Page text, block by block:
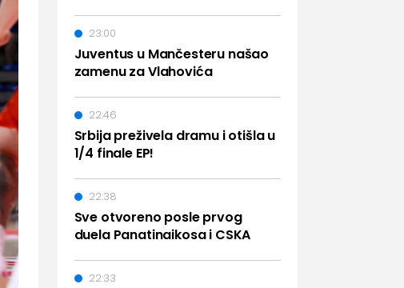
Juventus u Mančesteru našao
zamenu za Vlahovića
23:00
Srbija preživela dramu i otišla u
1/4 finale EP!
22:46
Sve otvoreno posle prvog
duela Panatinaikosa i CSKA
22:38
22:33